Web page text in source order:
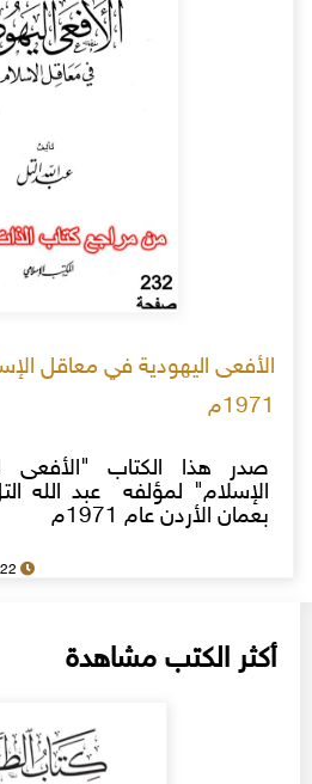
الأفعى اليهودية في معاقل
1971م
صدر هذا الكتاب "الأفعى
الإسلام" لمؤلفه عبد الله
بعمان الأردن عام 1971م
21-03-2022
أكثر الكتب مشاهدة